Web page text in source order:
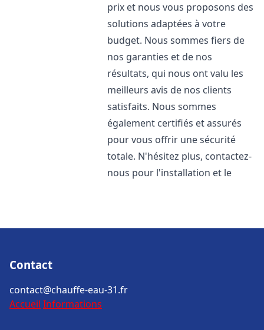
prix et nous vous proposons des
solutions adaptées à votre
budget. Nous sommes fiers de
nos garanties et de nos
résultats, qui nous ont valu les
meilleurs avis de nos clients
satisfaits. Nous sommes
également certifiés et assurés
pour vous offrir une sécurité
totale. N'hésitez plus, contactez-
nous pour l'installation et le
Contact
contact@chauffe-eau-31.fr
Accueil Informations